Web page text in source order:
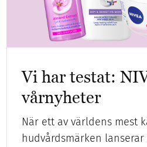
Vi har testat:
vårnyheter
När ett av världens mest
hudvårdsmärken